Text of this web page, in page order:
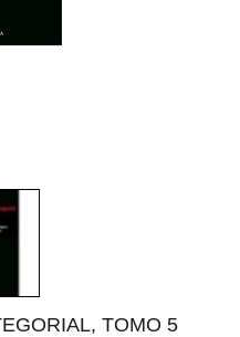
TOMO 5